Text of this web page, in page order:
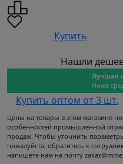
Купить
Нашли
Лучшая
Ниже
Купить оптом от 3 шт.
Цены на товары в этом магазине
особенностей промышленной
продаж. Чтобы уточнить
пожалуйста, обратитесь к
напишете нам на почту